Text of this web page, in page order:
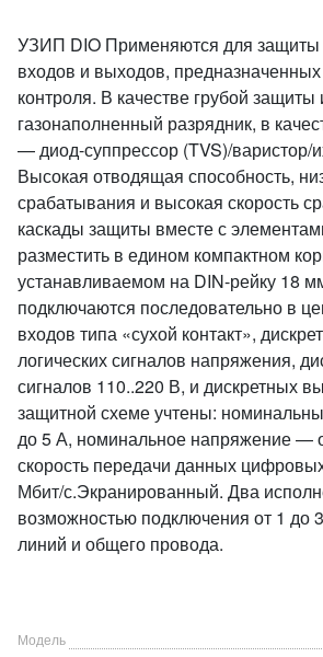
УЗИП DIO Применяются для защиты
входов и выходов,
контроля. В качестве грубой защиты
газонаполненный разрядник, в
— диод-суппрессор (TVS)/варистор/
Высокая отводящая способность,
срабатывания и высокая скорость
каскады защиты вместе с
разместить в едином компактном
устанавливаемом на DIN-рейку 18
подключаются последовательно в
входов типа «сухой контакт»,
логических сигналов напряжения,
сигналов 110..220 В, и дискретных
защитной схеме учтены:
до 5 А, номинальное напряжение —
скорость передачи данных
Мбит/с.Экранированный. Два
возможностью подключения от 1 до
линий и общего провода.
Модель